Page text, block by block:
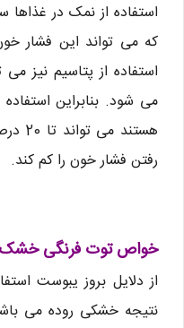
استفاده از نمک در
که می تواند این فشار
استفاده از پتاسیم نیز
می شود. بنابراین استفاده
رفتن فشار خون را کم کند.
خواص توت فرنگی خشک
از دلایل بروز یبوست
نتیجه خشکی روده می